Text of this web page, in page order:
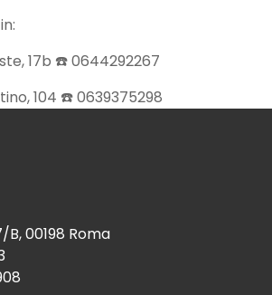
17b ☎️ 0644292267
104 ☎️ 0639375298
B, 00198 Roma